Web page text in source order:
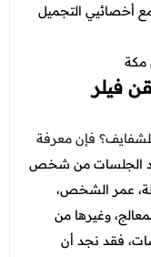
أخصائيي التجميل
فيلر
فإن معرفة
الجلسات من شخص
عمر الشخص،
وغيرها من
فقد نجد أن